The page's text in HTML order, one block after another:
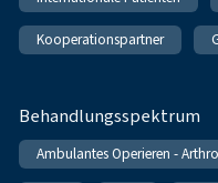
Kooperationspartner
Behandlungsspektrum
Ambulantes Operieren -